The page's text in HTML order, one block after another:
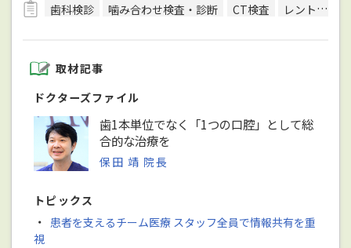
歯科検診
噛み合わせ検査・診断 CT検査 レントゲン検査
取材記事
ドクターズファイル
歯1本単位でなく「1つの口腔」として総
合的な治療を
保田 靖 院長
トピックス
・ 患者を支えるチーム医療 スタッフ全員で情報共有を重
視